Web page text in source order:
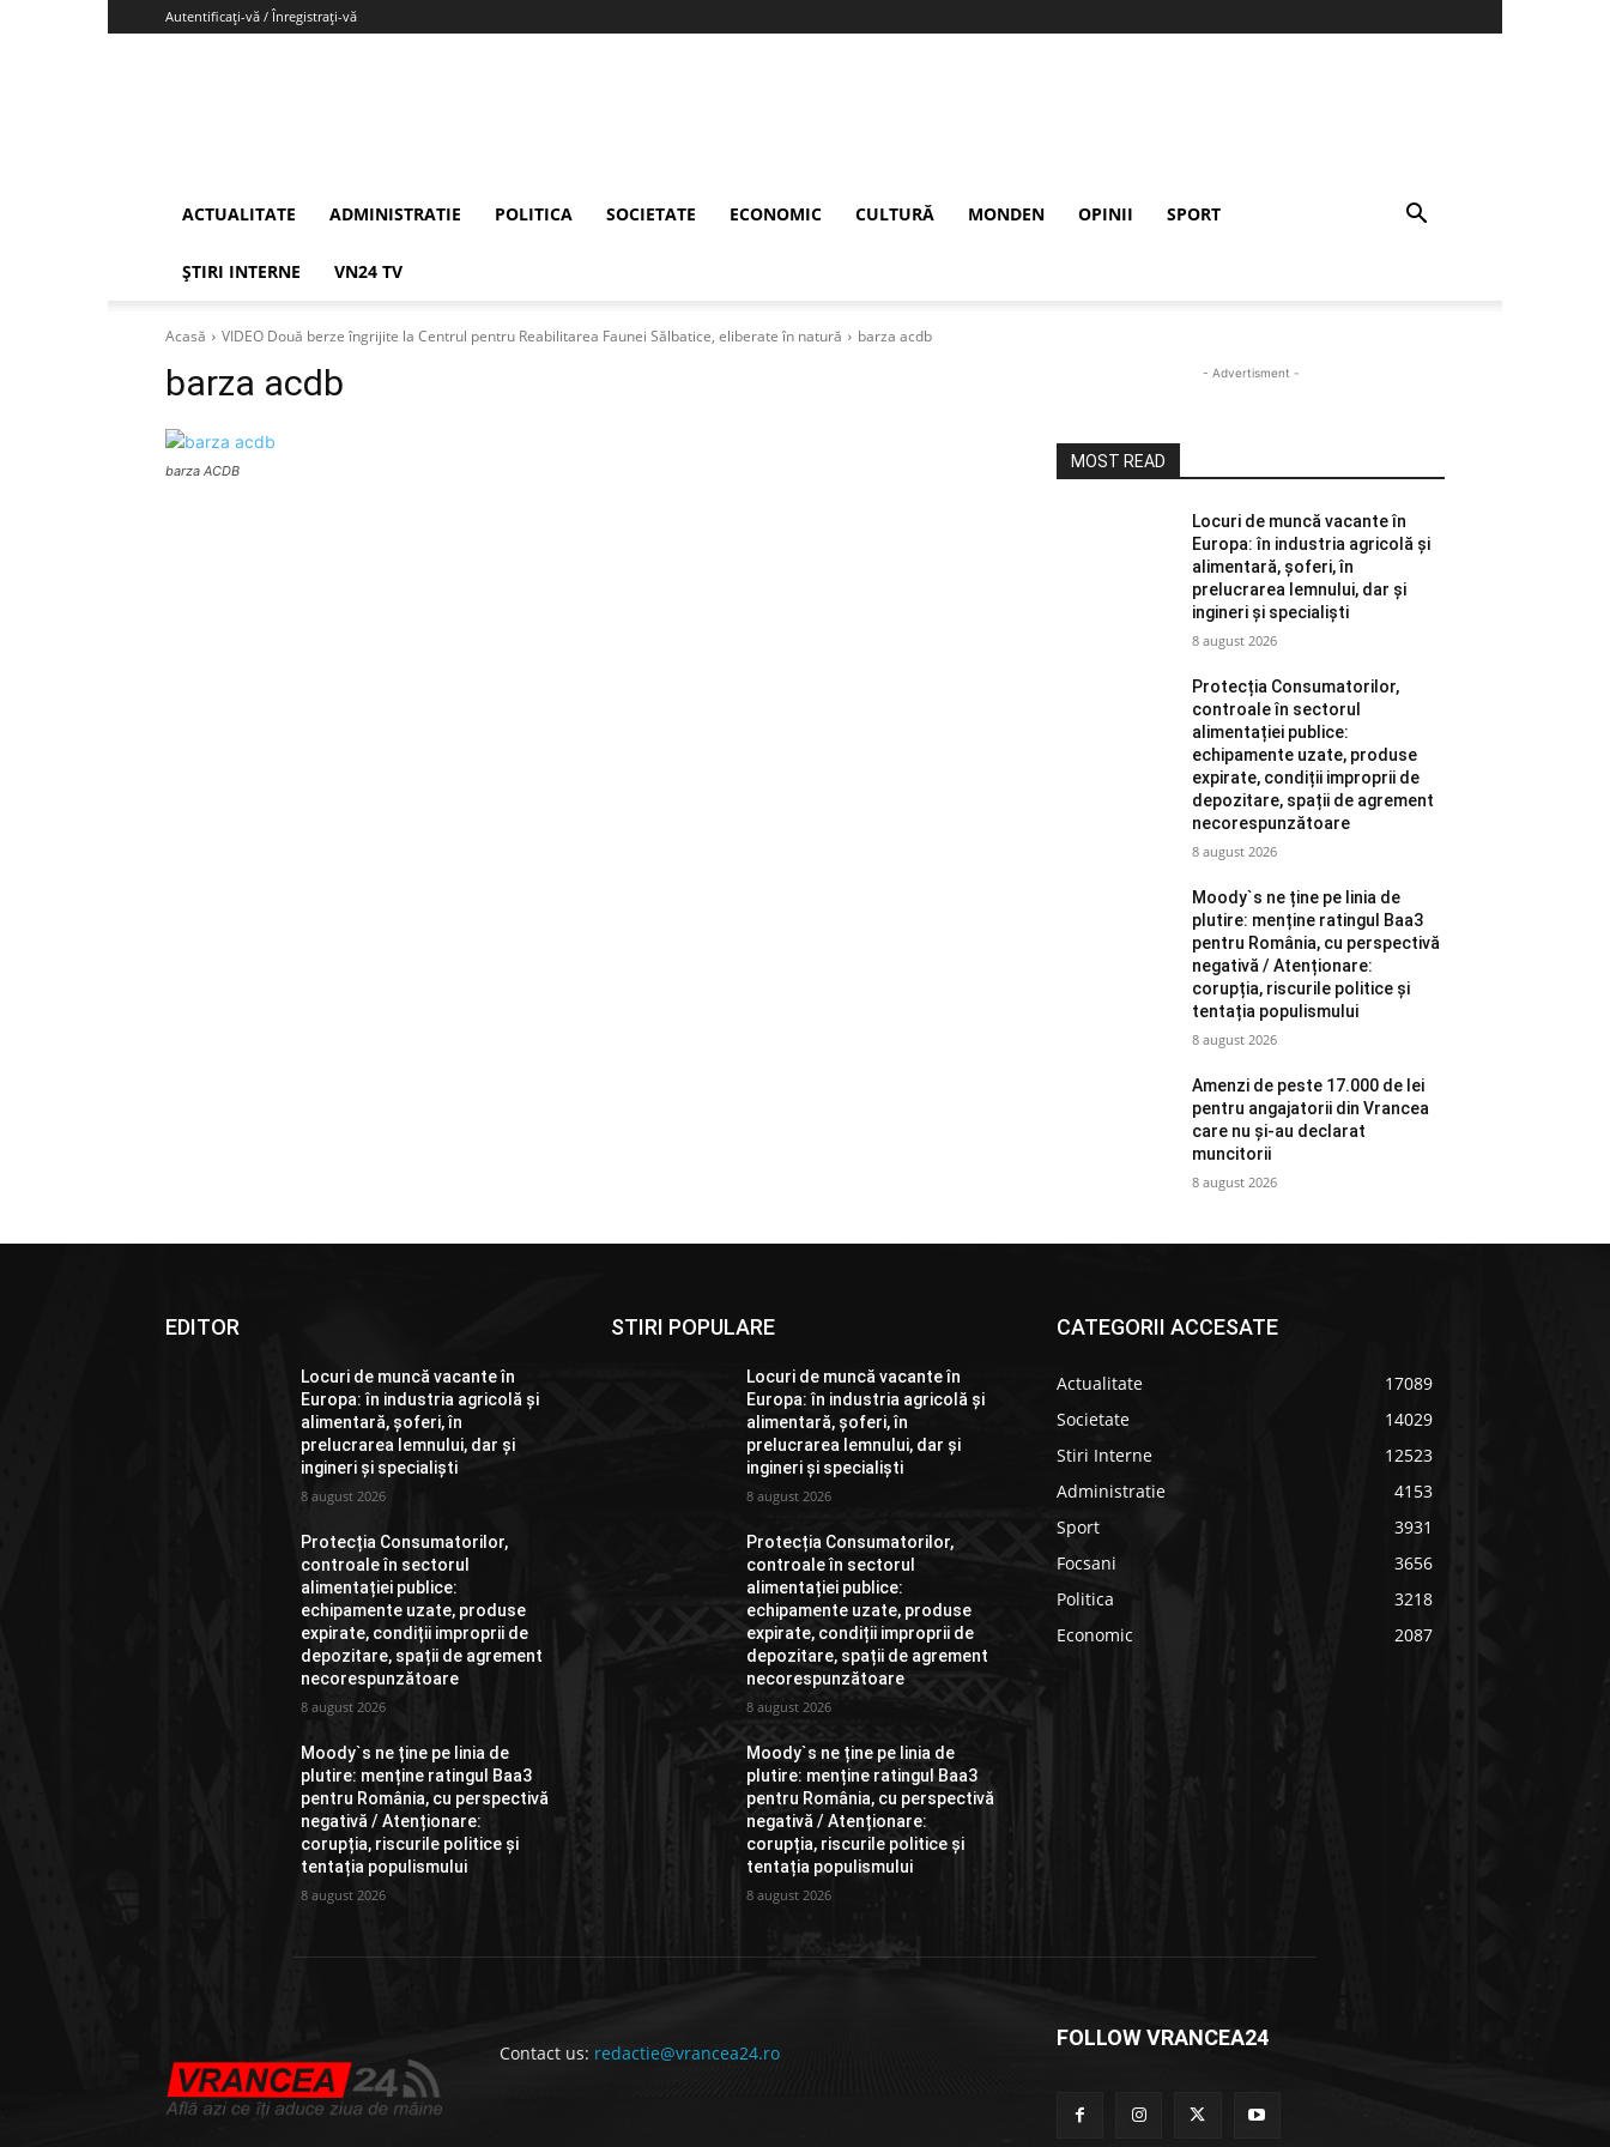
Autentificați-vă / Înregistrați-vă
ACTUALITATE ADMINISTRATIE POLITICA SOCIETATE ECONOMIC CULTURĂ MONDEN OPINII SPORT
ȘTIRI INTERNE VN24 TV
Acasă VIDEO Două berze îngrijite la Centrul pentru Reabilitarea Faunei Sălbatice, eliberate în natură barza acdb
barza acdb
barza ACDB
- Advertisment -
MOST READ
Locuri de muncă vacante în
Europa: în industria agricolă și
alimentară, șoferi, în
prelucrarea lemnului, dar și
ingineri și specialiști
8 august 2026
Protecția Consumatorilor,
controale în sectorul
alimentației publice:
echipamente uzate, produse
expirate, condiții improprii de
depozitare, spații de agrement
necorespunzătoare
8 august 2026
Moody`s ne ține pe linia de
plutire: menține ratingul Baa3
pentru România, cu perspectivă
negativă / Atenționare:
corupția, riscurile politice și
tentația populismului
8 august 2026
Amenzi de peste 17.000 de lei
pentru angajatorii din Vrancea
care nu și-au declarat
muncitorii
8 august 2026
EDITOR
Locuri de muncă vacante în
Europa: în industria agricolă și
alimentară, șoferi, în
prelucrarea lemnului, dar și
ingineri și specialiști
8 august 2026
Protecția Consumatorilor,
controale în sectorul
alimentației publice:
echipamente uzate, produse
expirate, condiții improprii de
depozitare, spații de agrement
necorespunzătoare
8 august 2026
Moody`s ne ține pe linia de
plutire: menține ratingul Baa3
pentru România, cu perspectivă
negativă / Atenționare:
corupția, riscurile politice și
tentația populismului
8 august 2026
STIRI POPULARE
Locuri de muncă vacante în
Europa: în industria agricolă și
alimentară, șoferi, în
prelucrarea lemnului, dar și
ingineri și specialiști
8 august 2026
Protecția Consumatorilor,
controale în sectorul
alimentației publice:
echipamente uzate, produse
expirate, condiții improprii de
depozitare, spații de agrement
necorespunzătoare
8 august 2026
Moody`s ne ține pe linia de
plutire: menține ratingul Baa3
pentru România, cu perspectivă
negativă / Atenționare:
corupția, riscurile politice și
tentația populismului
8 august 2026
CATEGORII ACCESATE
Actualitate
17089
Societate
14029
Stiri Interne
12523
Administratie
4153
Sport
3931
Focsani
3656
Politica
3218
Economic
2087
Contact us: redactie@vrancea24.ro
FOLLOW VRANCEA24